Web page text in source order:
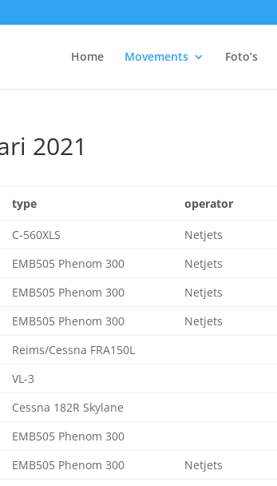
Home Movements Foto’s
2021
type operator
C-560XLS Netjets
EMB505 Phenom 300 Netjets
EMB505 Phenom 300 Netjets
EMB505 Phenom 300 Netjets
Reims/Cessna FRA150L
VL-3
Cessna 182R Skylane
EMB505 Phenom 300
EMB505 Phenom 300 Netjets